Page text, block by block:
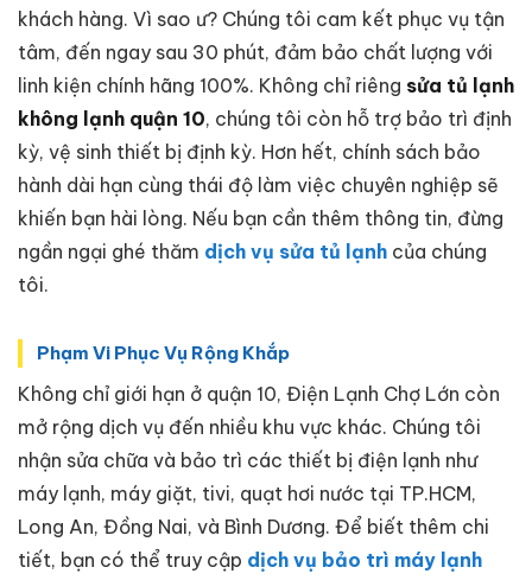
khách hàng. Vì sao ư? Chúng tôi cam kết phục vụ tận
tâm, đến ngay sau 30 phút, đảm bảo chất lượng với
linh kiện chính hãng 100%. Không chỉ riêng sửa tủ lạnh
không lạnh quận 10, chúng tôi còn hỗ trợ bảo trì định
kỳ, vệ sinh thiết bị định kỳ. Hơn hết, chính sách bảo
hành dài hạn cùng thái độ làm việc chuyên nghiệp sẽ
khiến bạn hài lòng. Nếu bạn cần thêm thông tin, đừng
ngần ngại ghé thăm dịch vụ sửa tủ lạnh của chúng
tôi.
Phạm Vi Phục Vụ Rộng Khắp
Không chỉ giới hạn ở quận 10, Điện Lạnh Chợ Lớn còn
mở rộng dịch vụ đến nhiều khu vực khác. Chúng tôi
nhận sửa chữa và bảo trì các thiết bị điện lạnh như
máy lạnh, máy giặt, tivi, quạt hơi nước tại TP.HCM,
Long An, Đồng Nai, và Bình Dương. Để biết thêm chi
tiết, bạn có thể truy cập dịch vụ bảo trì máy lạnh